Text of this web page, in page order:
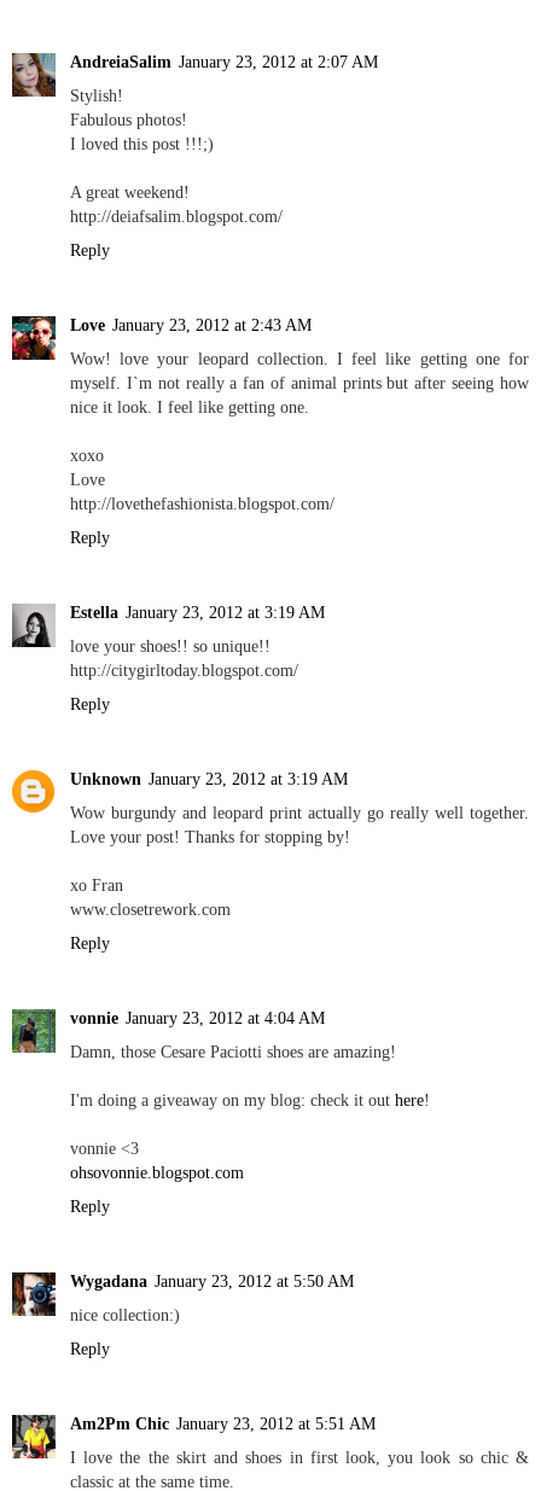
AndreiaSalim January 23, 2012 at 2:07 AM
Stylish!
Fabulous photos!
I loved this post !!!;)
A great weekend!
http://deiafsalim.blogspot.com/
Reply
Love January 23, 2012 at 2:43 AM
Wow! love your leopard collection. I feel like getting one for
myself. I`m not really a fan of animal prints but after seeing how
nice it look. I feel like getting one.
xoxo
Love
http://lovethefashionista.blogspot.com/
Reply
Estella January 23, 2012 at 3:19 AM
love your shoes!! so unique!!
http://citygirltoday.blogspot.com/
Reply
Unknown January 23, 2012 at 3:19 AM
Wow burgundy and leopard print actually go really well together.
Love your post! Thanks for stopping by!
xo Fran
www.closetrework.com
Reply
vonnie January 23, 2012 at 4:04 AM
Damn, those Cesare Paciotti shoes are amazing!
I'm doing a giveaway on my blog: check it out here!
vonnie <3
ohsovonnie.blogspot.com
Reply
Wygadana January 23, 2012 at 5:50 AM
nice collection:)
Reply
Am2Pm Chic January 23, 2012 at 5:51 AM
I love the the skirt and shoes in first look, you look so chic &
classic at the same time.